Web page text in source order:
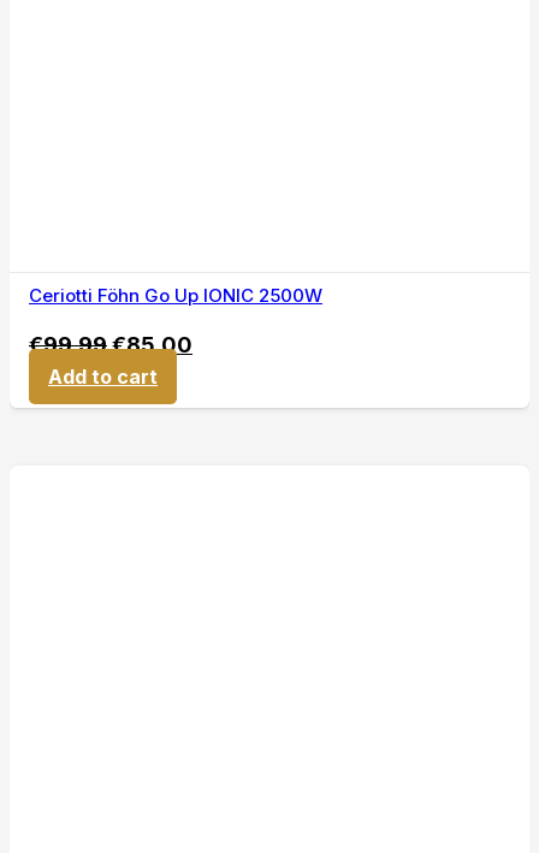
Ceriotti Föhn Go Up IONIC 2500W
€99,99€85,00
Add to cart